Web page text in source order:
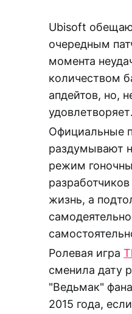
Ubisoft
очередным
момента
количеством
апдейтов, но,
удовлетворяет.
Официальные
раздумывают
режим
жизнь, а
Ролевая игра
сменила дату
"Ведьмак"
2015 года,